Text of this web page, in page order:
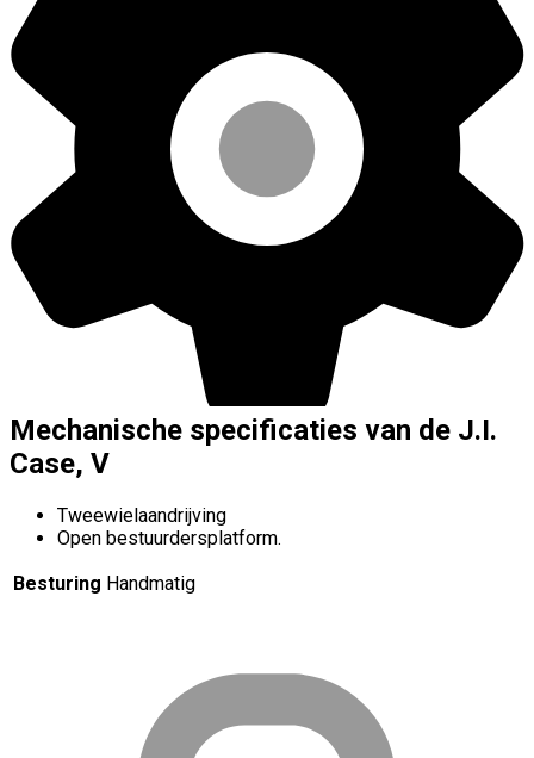
Mechanische specificaties van de J.I.
Case, V
Tweewielaandrijving
Open bestuurdersplatform.
Besturing Handmatig